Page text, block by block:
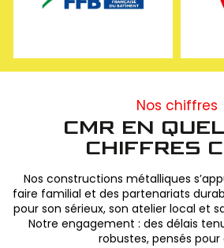
Nos chiffres
CMR EN
CHIFFRES
Nos constructions métalliques
faire familial et des partenariats
pour son sérieux, son atelier local et
Notre engagement : des délais
robustes, pensés pour